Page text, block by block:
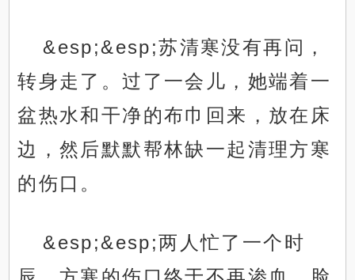
&esp;&esp;苏清寒没有再问，
转身走了。过了一会儿，她端着一
盆热水和干净的布巾回来，放在床
边，然后默默帮林缺一起清理方寒
的伤口。
&esp;&esp;两人忙了一个时